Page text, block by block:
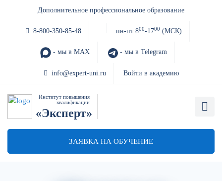
Дополнительное профессиональное образование
8-800-350-85-48 пн-пт 800-1700 (МСК)
- мы в MAX - мы в Telegram
info@expert-uni.ru Войти в академию
Институт повышения
квалификации
«Эксперт»
ЗАЯВКА НА ОБУЧЕНИЕ